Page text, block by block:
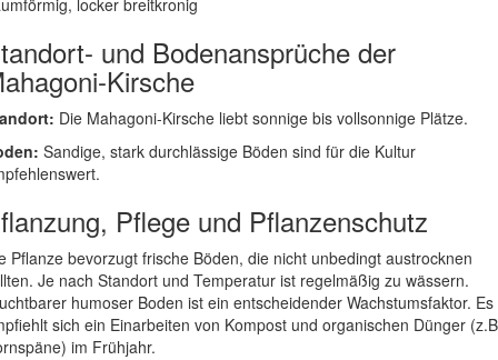
locker breitkronig
und Bodenansprüche der
Kirsche
Die Mahagoni-Kirsche liebt sonnige bis vollsonnige Plätze.
Sandige, stark durchlässige Böden sind für die Kultur
Pflege und Pflanzenschutz
Pflanze bevorzugt frische Böden, die nicht unbedingt austrocknen
Je nach Standort und Temperatur ist regelmäßig zu wässern.
humoser Boden ist ein entscheidender Wachstumsfaktor. Es
sich ein Einarbeiten von Kompost und organischen Dünger
im Frühjahr.